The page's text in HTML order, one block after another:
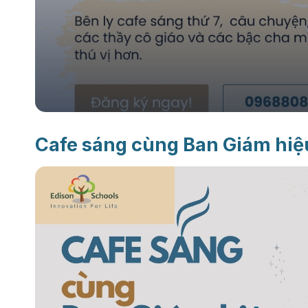
Cafe sáng cùng Ban Giám